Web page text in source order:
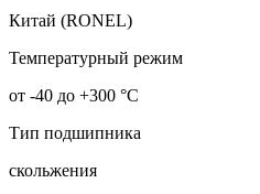
Китай (RONEL)
Температурный режим
от -40 до +300 °С
Тип подшипника
скольжения